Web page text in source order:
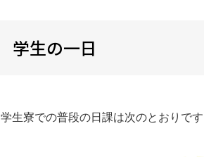
学生の一日
学生寮での普段の日課は次のとおりです